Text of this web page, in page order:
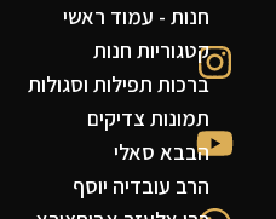
חנות - עמוד ראשי
קטגוריות חנות
ברכות תפילות וסגולות
תמונות צדיקים
הבבא סאלי
הרב עובדיה יוסף